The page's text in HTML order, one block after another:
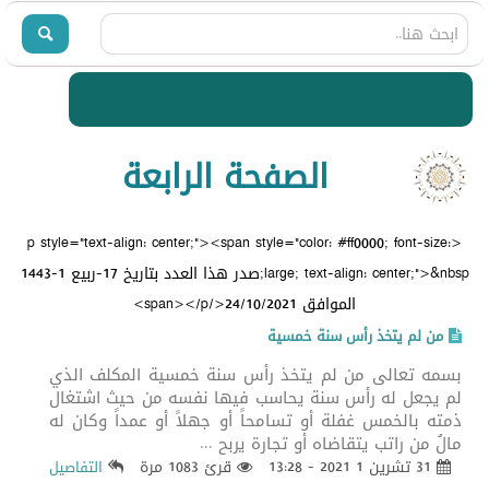
الصفحة الرابعة
<p style="text-align: center;"><span style="color: #ff0000; font-size:
large; text-align: center;">&nbsp;صدر هذا العدد بتاريخ 17-ربيع 1-1443
الموافق 24/10/2021</span></p>
من لم يتخذ رأس سنة خمسية
بسمه تعالى من لم يتخذ رأس سنة خمسية المكلف الذي
لم يجعل له رأس سنة يحاسب فيها نفسه من حيث اشتغال
ذمته بالخمس غفلة أو تسامحاً أو جهلاً أو عمداً وكان له
مالُ من راتب يتقاضاه أو تجارة يربح ...
قرئ 1083 مرة
التفاصيل